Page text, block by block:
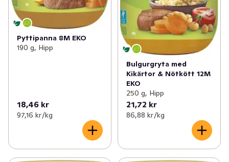
Pyttipanna 8M EKO
190 g, Hipp
18,46 kr
97,16 kr /kg
Bulgurgryta med
Kikärtor & Nötkött 12M
EKO
250 g, Hipp
21,72 kr
86,88 kr /kg